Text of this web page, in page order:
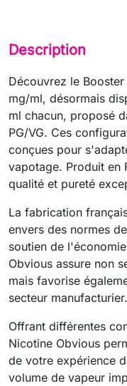
Description
Découvrez le
mg/ml, désormais
ml chacun, proposé
PG/VG. Ces
conçues pour
vapotage. Produit en
qualité et pureté
La fabrication
envers des normes
soutien de
Obvious assure non
mais favorise
secteur manufacturier.
Offrant différentes
Nicotine Obvious
de votre expérience
volume de vapeur